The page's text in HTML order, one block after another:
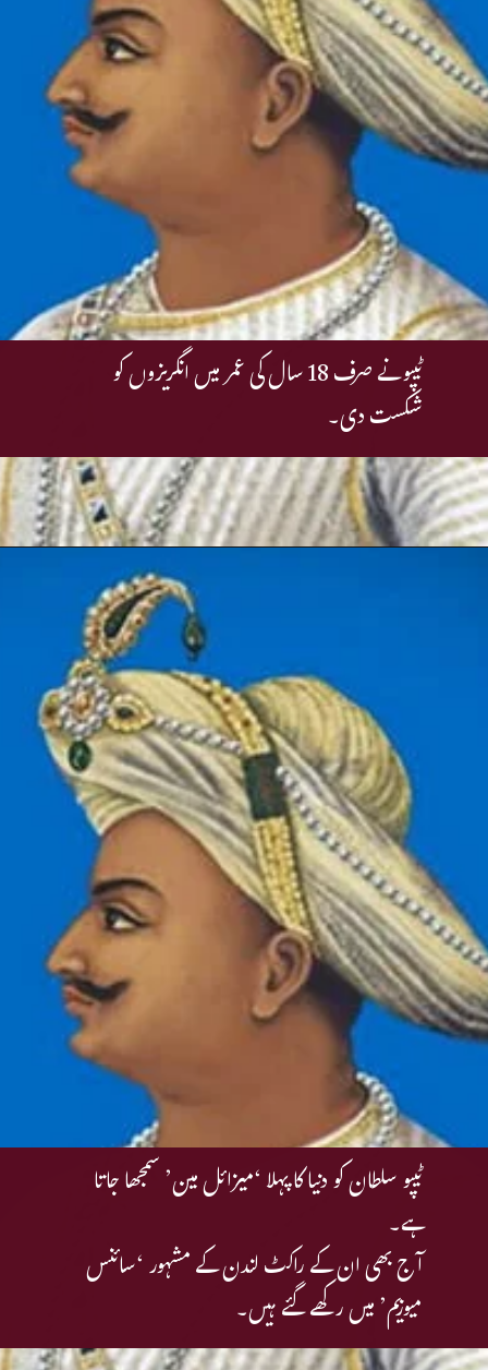
ٹیپو نے صرف 18 سال کی عمر میں انگریزوں کو
شکست دی۔
ٹیپو سلطان کو دنیا کا پہلا ‘میزائل مین’ سمجھا جاتا
ہے۔
آج بھی ان کے راکٹ لندن کے مشہور ‘سائنس
میوزیم’ میں رکھے گئے ہیں۔